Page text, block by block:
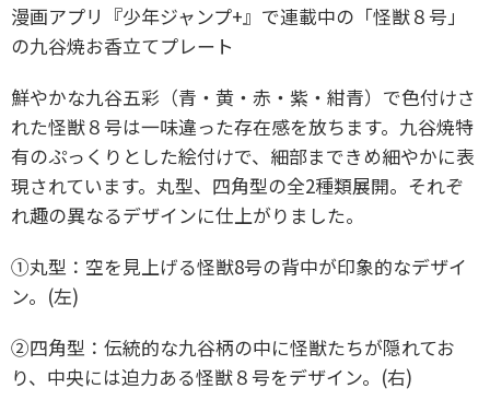
漫画アプリ『少年ジャンプ+』で連載中の「怪獣８号」
の九谷焼お香立てプレート
鮮やかな九谷五彩（青・黄・赤・紫・紺青）で色付けさ
れた怪獣８号は一味違った存在感を放ちます。九谷焼特
有のぷっくりとした絵付けで、細部まできめ細やかに表
現されています。丸型、四角型の全2種類展開。それぞ
れ趣の異なるデザインに仕上がりました。
①丸型：空を見上げる怪獣8号の背中が印象的なデザイ
ン。(左)
②四角型：伝統的な九谷柄の中に怪獣たちが隠れてお
り、中央には迫力ある怪獣８号をデザイン。(右)